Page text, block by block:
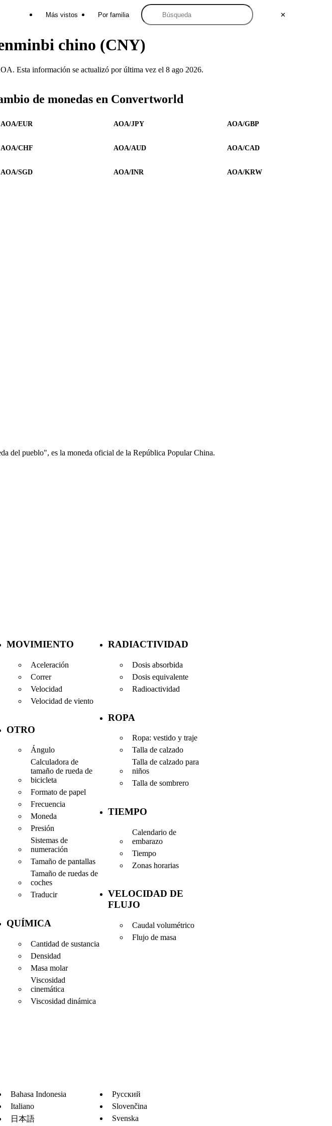
✕
Más vistos Por familia
chino (CNY)
Esta información se actualizó por última vez el 8 ago 2026.
de monedas en Convertworld
AOA/EUR AOA/JPY AOA/GBP
AOA/CHF AOA/AUD AOA/CAD
AOA/SGD AOA/INR AOA/KRW
pueblo", es la moneda oficial de la República Popular China.
MOVIMIENTO
Aceleración
Correr
Velocidad
Velocidad de viento
OTRO
Ángulo
Calculadora de
tamaño de rueda de
bicicleta
Formato de papel
Frecuencia
Moneda
Presión
Sistemas de
numeración
Tamaño de pantallas
Tamaño de ruedas de
coches
Traducir
QUÍMICA
Cantidad de sustancia
Densidad
Masa molar
Viscosidad
cinemática
Viscosidad dinámica
RADIACTIVIDAD
Dosis absorbida
Dosis equivalente
Radioactividad
ROPA
Ropa: vestido y traje
Talla de calzado
Talla de calzado para
niños
Talla de sombrero
TIEMPO
Calendario de
embarazo
Tiempo
Zonas horarias
VELOCIDAD DE
FLUJO
Caudal volumétrico
Flujo de masa
Bahasa Indonesia
Italiano
日本語
Русский
Slovenčina
Svenska